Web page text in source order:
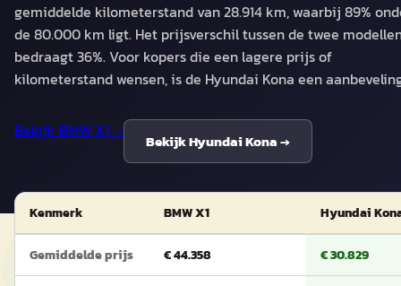
gemiddelde kilometerstand van 28.914 km, waarbij 89%
de 80.000 km ligt. Het prijsverschil tussen de twee
bedraagt 36%. Voor kopers die een lagere prijs of
kilometerstand wensen, is de Hyundai Kona een
Bekijk BMW X1 →
BekijkHyundai Kona→
Kenmerk BMW X1 Hyundai
Gemiddelde prijs € 44.358 € 30.829